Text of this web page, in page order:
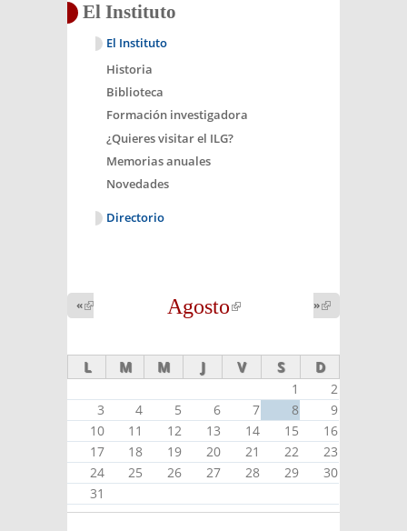
El Instituto
El Instituto
Historia
Biblioteca
Formación investigadora
¿Quieres visitar el ILG?
Memorias anuales
Novedades
Directorio
Agosto
(link is
«
external)
»
external)
L M M J V S D
1
2
3
4 5 6 7 8
9
10
11 12 13 14 15
16
17
18 19 20 21 22
23
24
25 26 27 28 29
30
31